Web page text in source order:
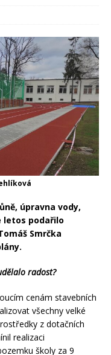
úpravna vody,
letos podařilo
Smrčka
radost?
cenám stavebních
všechny velké
z dotačních
realizaci
školy za 9